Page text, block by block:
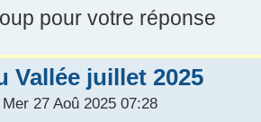
pour votre réponse
Vallée juillet 2025
27 Aoû 2025 07:28